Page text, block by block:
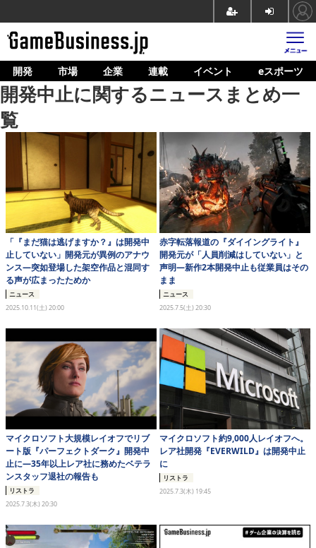
ホーム
ゲーム開発
市場
マネタイズ
企業動向
産業政策
連載
イベント/セミナー
eスポーツ
開発 市場 企業 連載 イベント eスポーツ
開発中止に関するニュースまとめ一
覧
「『まだ猫は逃げますか？』は開発中
止していない」開発元が異例のアナウ
ンス―突如登場した架空作品と混同す
る声が広まったためか
ニュース
2025.10.11(土) 20:00
赤字転落報道の『ダイイングライト』
開発元が「人員削減はしていない」と
声明―新作2本開発中止も従業員はその
まま
ニュース
2025.7.5(土) 20:30
マイクロソフト大規模レイオフでリブ
ート版『パーフェクトダーク』開発中
止に―35年以上レア社に務めたベテラ
ンスタッフ退社の報告も
リストラ
2025.7.3(木) 20:30
マイクロソフト約9,000人レイオフへ。
レア社開発『EVERWILD』は開発中止
に
リストラ
2025.7.3(木) 19:45